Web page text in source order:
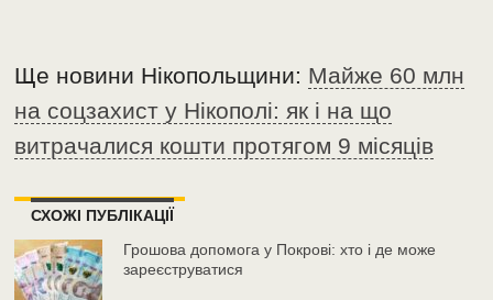
Ще новини Нікопольщини: Майже 60 млн
на соцзахист у Нікополі: як і на що
витрачалися кошти протягом 9 місяців
СХОЖІ ПУБЛІКАЦІЇ
Грошова допомога у Покрові: хто і де може
зареєструватися